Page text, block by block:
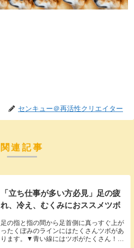
センキュー＠再活性クリエイター
関連記事
「立ち仕事が多い方必見」足の疲
れ、冷え、むくみにおススメツボ
足の指と指の間から足首側に真っすぐ上が
ったくぼみのラインにはたくさんツボがあ
ります。▼青い線にはツボがたくさん！イ